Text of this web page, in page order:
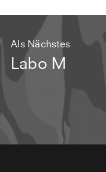
Als Nächstes
Labo M